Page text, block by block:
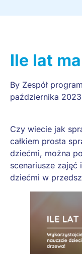
Ile lat
By Zespół
października 2023
Czy wiecie jak
całkiem prosta
dziećmi, można
scenariusze
dziećmi w